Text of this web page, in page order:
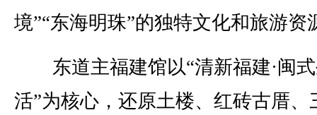
境”“东海明珠”的独特文化和旅游资
东道主福建馆以“清新福建·闽
活”为核心，还原土楼、红砖古厝、